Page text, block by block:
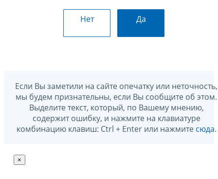
Нет Да
Если Вы заметили на сайте опечатку или неточность,
мы будем признательны, если Вы сообщите об этом.
Выделите текст, который, по Вашему мнению,
содержит ошибку, и нажмите на клавиатуре
комбинацию клавиш: Ctrl + Enter или нажмите сюда.
×